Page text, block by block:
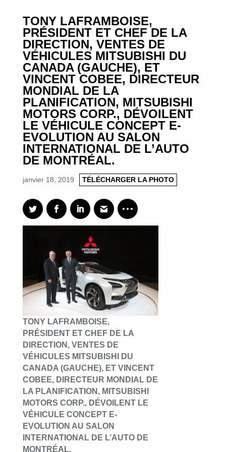
TONY LAFRAMBOISE,
PRÉSIDENT ET CHEF DE LA
DIRECTION, VENTES DE
VÉHICULES MITSUBISHI DU
CANADA (GAUCHE), ET
VINCENT COBEE, DIRECTEUR
MONDIAL DE LA
PLANIFICATION, MITSUBISHI
MOTORS CORP., DÉVOILENT
LE VÉHICULE CONCEPT E-
EVOLUTION AU SALON
INTERNATIONAL DE L’AUTO
DE MONTRÉAL.
janvier 18, 2019 TÉLÉCHARGER LA PHOTO
TONY LAFRAMBOISE,
PRÉSIDENT ET CHEF DE LA
DIRECTION, VENTES DE
VÉHICULES MITSUBISHI DU
CANADA (GAUCHE), ET VINCENT
COBEE, DIRECTEUR MONDIAL DE
LA PLANIFICATION, MITSUBISHI
MOTORS CORP., DÉVOILENT LE
VÉHICULE CONCEPT E-
EVOLUTION AU SALON
INTERNATIONAL DE L’AUTO DE
MONTRÉAL.